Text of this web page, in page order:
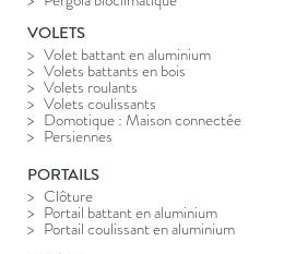
VOLETS
Volet battant en aluminium
Volets battants en bois
Volets roulants
Volets coulissants
Domotique : Maison connectée
Persiennes
PORTAILS
Clôture
Portail battant en aluminium
Portail coulissant en aluminium